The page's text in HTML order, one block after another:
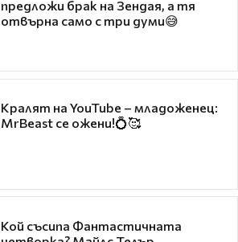
предложи брак на Зендая, а тя
отвърна само с три думи😅
Кралят на YouTube – младоженец:
MrBeast се ожени!💍🥰
Кой съсипа Фантастичната